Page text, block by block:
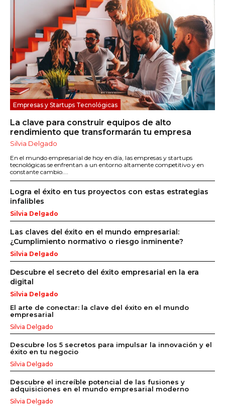
Empresas y Startups Tecnológicas
La clave para construir equipos de alto
rendimiento que transformarán tu empresa
Silvia Delgado
En el mundo empresarial de hoy en día, las empresas y startups
tecnológicas se enfrentan a un entorno altamente competitivo y en
constante cambio....
Logra el éxito en tus proyectos con estas estrategias
infalibles
Silvia Delgado
Las claves del éxito en el mundo empresarial:
¿Cumplimiento normativo o riesgo inminente?
Silvia Delgado
Descubre el secreto del éxito empresarial en la era
digital
Silvia Delgado
El arte de conectar: la clave del éxito en el mundo
empresarial
Silvia Delgado
Descubre los 5 secretos para impulsar la innovación y el
éxito en tu negocio
Silvia Delgado
Descubre el increíble potencial de las fusiones y
adquisiciones en el mundo empresarial moderno
Silvia Delgado